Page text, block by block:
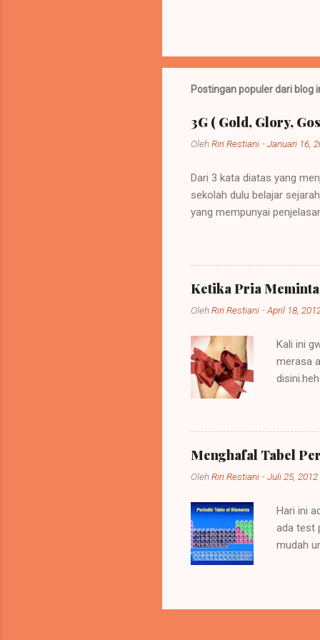
Postingan populer dari blog
3G ( Gold, Glory,
OlehRiri Restiani -Januari 16,
Dari 3 kata diatas yang
sekolah dulu belajar
yang mempunyai
itu bisa dipelihara atau
menempati tanah-tanah
memerintah (imperare)
diberi imperium itu ialah
Ketika Pria
OlehRiri Restiani -April 18,
Kali ini
merasa
oleh
heran
Zaman
Menghafal Tabel
OlehRiri Restiani -Juli 25, 2012
Hari ini
ada test
mudah
Banget